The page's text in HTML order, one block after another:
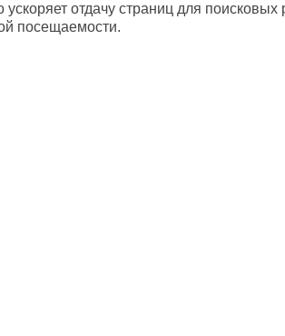
отдачу страниц для поисковых
посещаемости.